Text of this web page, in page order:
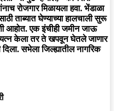
रोजगार मिळायला हवा. भेंडाळा
ताब्यात घेण्याच्या हालचाली सुरू
आहोत. एक इंचीही जमीन जाऊ
केला तर ते खपवून घेतले जाणार
सभेला जिल्ह्यातील नागरिक